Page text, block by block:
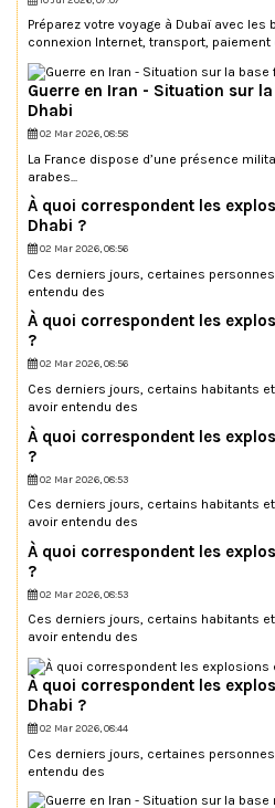
Préparez votre voyage à Dubaï avec les
connexion Internet, transport, paiement
Guerre en Iran - Situation sur
Dhabi
02 Mar 2026, 08:58
La France dispose d’une présence
arabes...
À quoi correspondent les
Dhabi ?
02 Mar 2026, 08:56
Ces derniers jours, certaines
entendu des
À quoi correspondent les
?
02 Mar 2026, 08:56
Ces derniers jours, certains habitants
avoir entendu des
À quoi correspondent les
?
02 Mar 2026, 08:53
Ces derniers jours, certains habitants
avoir entendu des
À quoi correspondent les
?
02 Mar 2026, 08:53
Ces derniers jours, certains habitants
avoir entendu des
À quoi correspondent les
Dhabi ?
02 Mar 2026, 08:44
Ces derniers jours, certaines
entendu des